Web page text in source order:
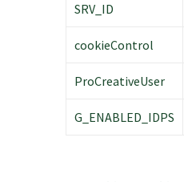
SRV_ID
cookieControl
ProCreativeUser
G_ENABLED_IDPS